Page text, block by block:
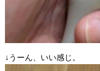
↓うーん、いい感じ。